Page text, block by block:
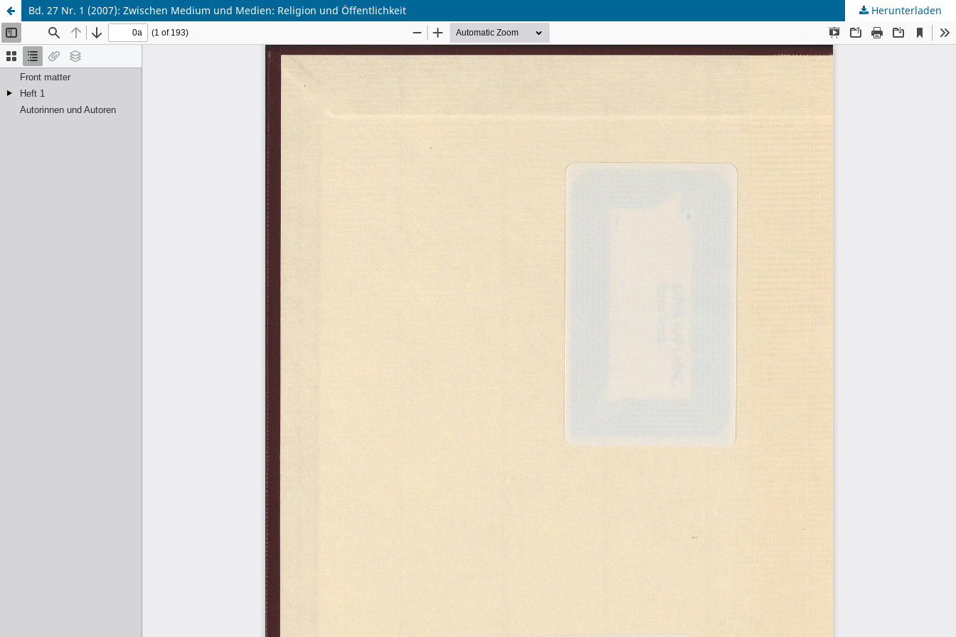
Bd. 27 Nr. 1 (2007): Zwischen Medium und Medien: Religion und Öffentlichkeit Herunterladen